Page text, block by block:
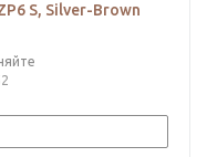
S, Silver-Brown